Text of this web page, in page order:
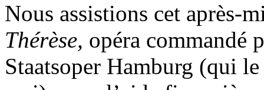
Nous assistions cet après-
Thérèse, opéra commandé
Staatsoper Hamburg (qui